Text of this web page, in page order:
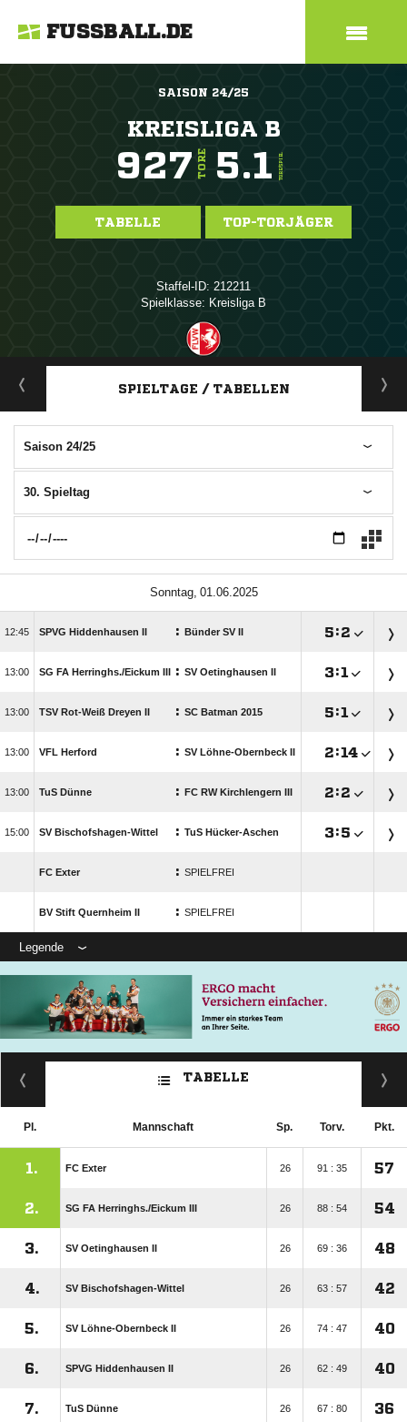
FUSSBALL.DE
SAISON 24/25
KREISLIGA B
927 TORE 5.1 TORE/SPIEL
TABELLE TOP-TORJÄGER
Staffel-ID: 212211
Spielklasse: Kreisliga B
ANZEIGE
SPIELTAGE / TABELLEN
Saison 24/25
30. Spieltag
 
 SPVG Hiddenhausen II : Bünder SV II :
 SG FA Herringhs./​Eickum III : SV Oetinghausen II :
 TSV Rot-Weiß Dreyen II : SC Batman 2015 :
 VFL Herford : SV Löhne-Obernbeck II :
 TuS Dünne : FC RW Kirchlengern III :
 SV Bischofshagen-Wittel : TuS Hücker-Aschen :
FC Exter : SPIELFREI
BV Stift Quernheim II : SPIELFREI
Legende
TABELLE
Pl. Mannschaft Sp. Torv. Pkt.
1. FC Exter 26 91 : 35 57
2. SG FA Herringhs./​Eickum III 26 88 : 54 54
3. SV Oetinghausen II 26 69 : 36 48
4. SV Bischofshagen-Wittel 26 63 : 57 42
5. SV Löhne-Obernbeck II 26 74 : 47 40
6. SPVG Hiddenhausen II 26 62 : 49 40
7. TuS Dünne 26 67 : 80 36